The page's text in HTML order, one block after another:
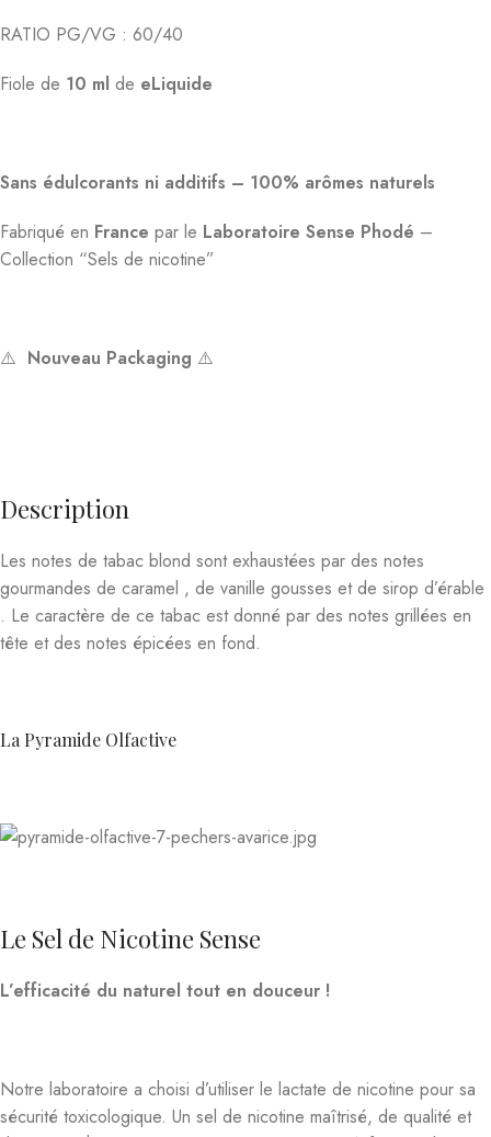
RATIO PG/VG : 60/40
Fiole de 10 ml de eLiquide
Sans édulcorants ni additifs – 100% arômes naturels
Fabriqué en France par le Laboratoire Sense Phodé –
Collection “Sels de nicotine”
⚠️ Nouveau Packaging ⚠️
Description
Les notes de tabac blond sont exhaustées par des notes
gourmandes de caramel , de vanille gousses et de sirop d’érable
. Le caractère de ce tabac est donné par des notes grillées en
tête et des notes épicées en fond.
La Pyramide Olfactive
Le Sel de Nicotine Sense
L’efficacité du naturel tout en douceur !
Notre laboratoire a choisi d’utiliser le lactate de nicotine pour sa
sécurité toxicologique. Un sel de nicotine maîtrisé, de qualité et